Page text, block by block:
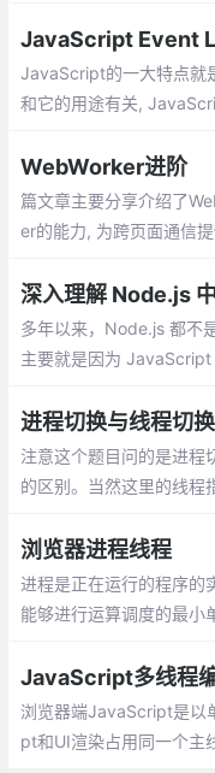
一个动态的概念，而线程
运行。
JavaScript Event
JavaScript的一大特点就
和它的用途有关,
增DOM节点,浏览器以谁的
WebWorker进阶
篇文章主要分享介绍了
er的能力, 为跨页面通信
sage
深入理解 Node.js
多年以来，Node.js 都不
主要就是因为
线程” 概念
进程切换与线程切换
注意这个题目问的是进程
的区别。当然这里的线程
浏览器进程线程
进程是正在运行的程序的
能够进行运算调度的最小
进程的内存资源信息以及
JavaScript多线程
浏览器端JavaScript是以
pt和UI渲染占用同一个主